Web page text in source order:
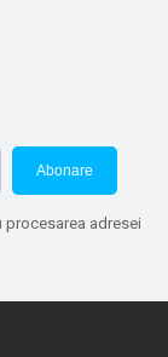
Abonare
procesarea adresei